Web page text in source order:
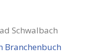
Schwalbach
Branchenbuch